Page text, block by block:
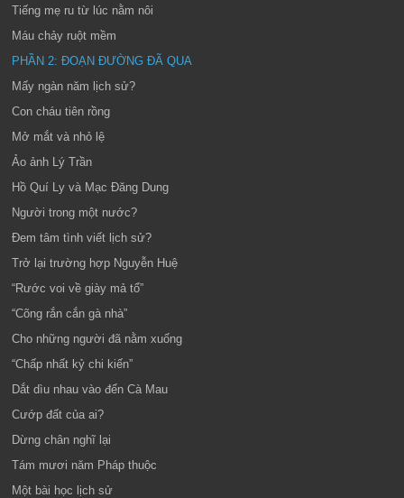
Tiếng mẹ ru từ lúc nằm nôi
Máu chảy ruột mềm
PHẦN 2: ĐOẠN ĐƯỜNG ĐÃ QUA
Mấy ngàn năm lịch sử?
Con cháu tiên rồng
Mở mắt và nhỏ lệ
Ảo ảnh Lý Trần
Hồ Quí Ly và Mạc Đăng Dung
Người trong một nước?
Đem tâm tình viết lịch sử?
Trở lại trường hợp Nguyễn Huệ
“Rước voi về giày mả tổ”
“Cõng rắn cắn gà nhà”
Cho những người đã nằm xuống
“Chấp nhất kỷ chi kiến”
Dắt dìu nhau vào đến Cà Mau
Cướp đất của ai?
Dừng chân nghĩ lại
Tám mươi năm Pháp thuộc
Một bài học lịch sử